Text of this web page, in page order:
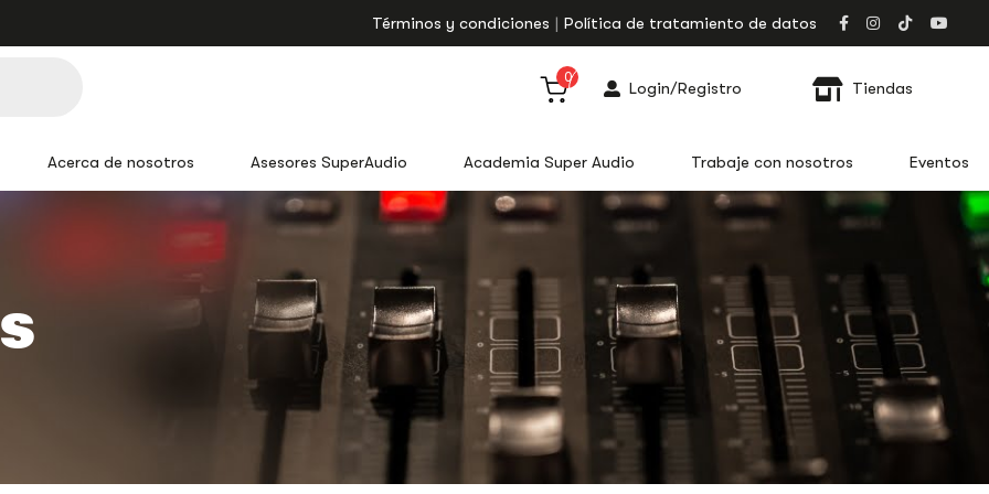
Términos y condiciones
Política de tratamiento de datos
0
Login/Registro Tiendas
Acerca de nosotros Asesores SuperAudio Academia Super Audio Trabaje con nosotros Eventos